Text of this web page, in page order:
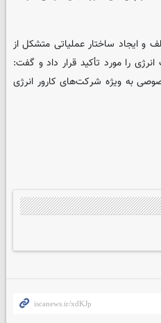
ایجاد ساختار عملیاتی متشکل از
را مورد تأکید قرار داد و گفت:
به ویژه شرکت‌های کارور انرژی